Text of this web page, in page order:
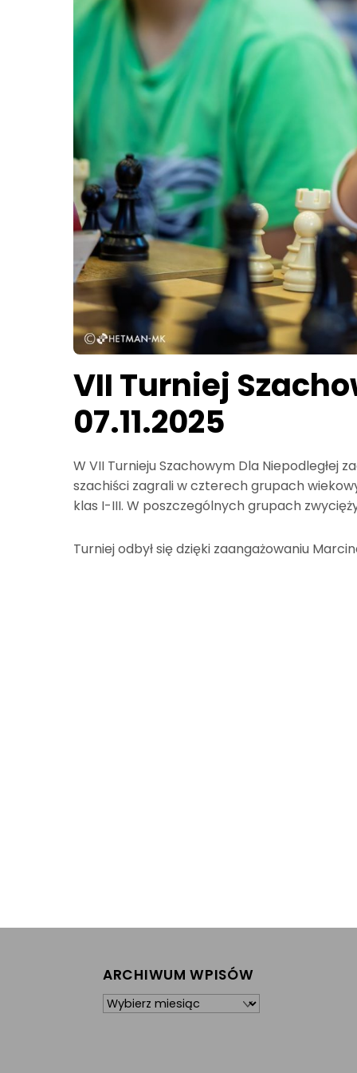
VII Turniej
07.11.2025
W VII Turnieju Szachowym Dla Niepodległej
szachiści zagrali w czterech grupach
klas I-III. W poszczególnych grupach
Turniej odbył się dzięki zaangażowaniu
ARCHIWUM WPISÓW
Archiwum